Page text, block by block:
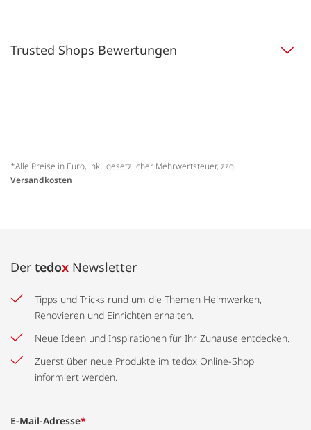
Trusted Shops Bewertungen
*Alle Preise in Euro, inkl. gesetzlicher Mehrwertsteuer, zzgl.
Versandkosten
Der tedox Newsletter
Tipps und Tricks rund um die Themen Heimwerken,
Renovieren und Einrichten erhalten.
Neue Ideen und Inspirationen für Ihr Zuhause entdecken.
Zuerst über neue Produkte im tedox Online-Shop
informiert werden.
E-Mail-Adresse*